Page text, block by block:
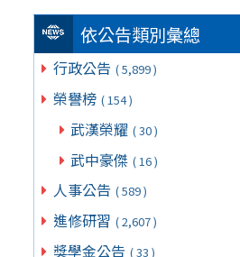
依公告類別彙總
行政公告 ( 5,899 )
榮譽榜 ( 154 )
武漢榮耀 ( 30 )
武中豪傑 ( 16 )
人事公告 ( 589 )
進修研習 ( 2,607 )
獎學金公告 ( 33 )